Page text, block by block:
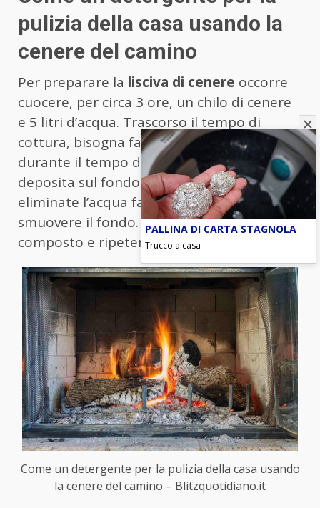
pulizia della casa usando la
cenere del camino
Per preparare la lisciva di cenere occorre
cuocere, per circa 3 ore, un chilo di cenere
e 5 litri d’acqua. Trascorso il tempo di
cottura, bisogna far riposare il composto e,
durante il tempo di riposo, la cenere si
deposita sul fondo e, con un mestolo,
eliminate l’acqua facendo attenzione a non
smuovere il fondo. Fate riposare ancora il
composto e ripetere l’operazione.
Come un detergente per la pulizia della casa usando
la cenere del camino – Blitzquotidiano.it
PALLINA DI CARTA STAGNOLA
Trucco a casa